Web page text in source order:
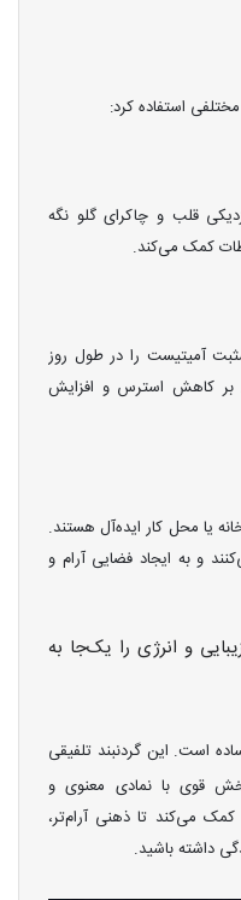
استفاده کرد:
قلب و چاکرای گلو نگه
کمک می‌کند.
مثبت آمیتیست را در طول روز
بر کاهش استرس و افزایش
یا محل کار ایده‌آل هستند.
و به ایجاد فضایی آرام و
و انرژی را یک‌جا به
است. این گردنبند تلفیقی
قوی با نمادی معنوی و
می‌کند تا ذهنی آرام‌تر،
داشته باشید.